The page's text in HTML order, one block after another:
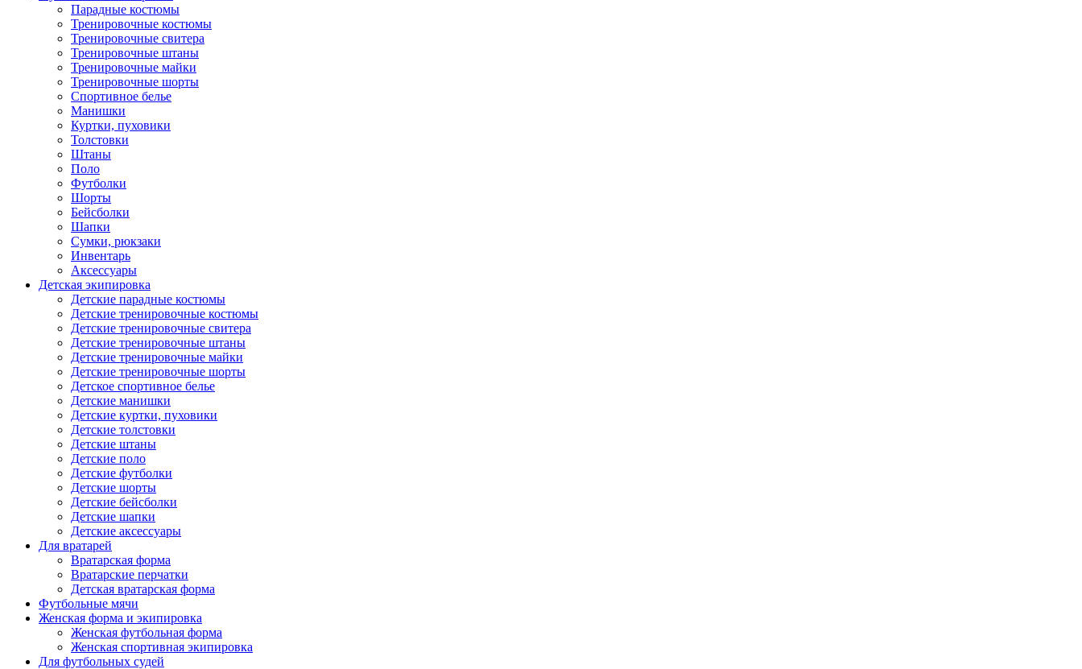
Парадные костюмы
Тренировочные костюмы
Тренировочные свитера
Тренировочные штаны
Тренировочные майки
Тренировочные шорты
Спортивное белье
Манишки
Куртки, пуховики
Толстовки
Штаны
Поло
Футболки
Шорты
Бейсболки
Шапки
Сумки, рюкзаки
Инвентарь
Аксессуары
Детская экипировка
Детские парадные костюмы
Детские тренировочные костюмы
Детские тренировочные свитера
Детские тренировочные штаны
Детские тренировочные майки
Детские тренировочные шорты
Детское спортивное белье
Детские манишки
Детские куртки, пуховики
Детские толстовки
Детские штаны
Детские поло
Детские футболки
Детские шорты
Детские бейсболки
Детские шапки
Детские аксессуары
Для вратарей
Вратарская форма
Вратарские перчатки
Детская вратарская форма
Футбольные мячи
Женская форма и экипировка
Женская футбольная форма
Женская спортивная экипировка
Для футбольных судей